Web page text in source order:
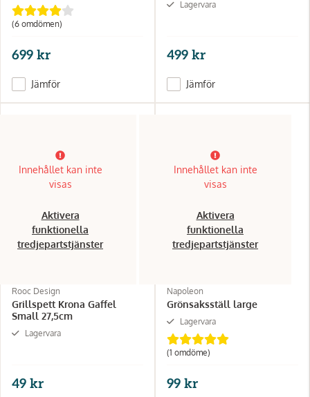
(6 omdömen)
699 kr
Jämför
Lagervara
499 kr
Jämför
Innehållet kan inte
visas
Aktivera
funktionella
tredjepartstjänster
Rooc Design
Grillspett Krona Gaffel
Small 27,5cm
Lagervara
49 kr
Innehållet kan inte
visas
Aktivera
funktionella
tredjepartstjänster
Napoleon
Grönsaksställ large
Lagervara
(1 omdöme)
99 kr